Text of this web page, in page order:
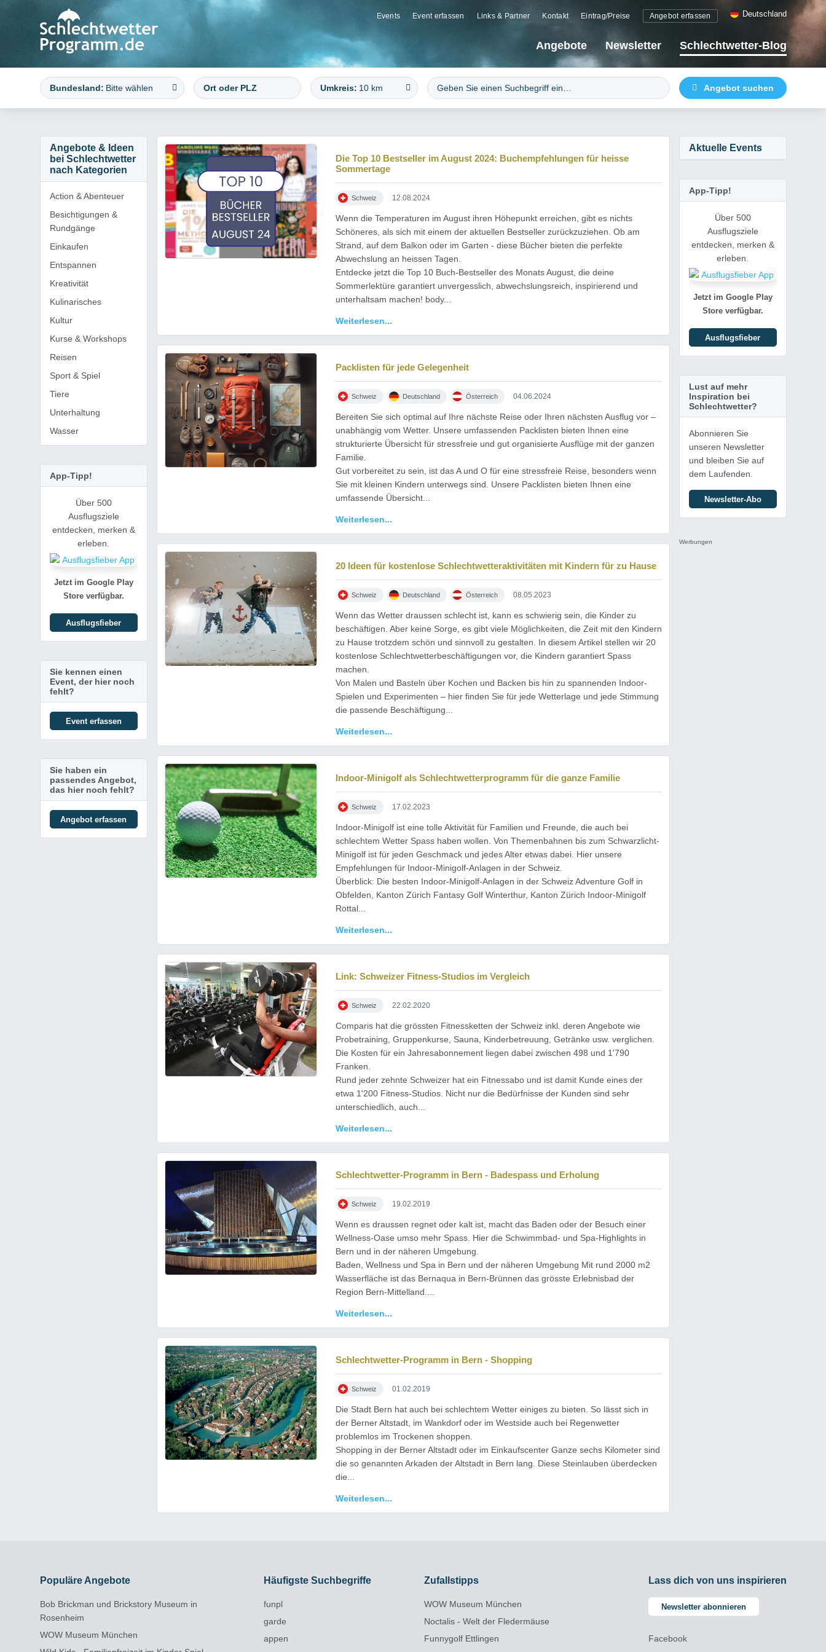
Events Event erfassen Links & Partner Kontakt Eintrag/Preise Angebot erfassen Deutschland
Angebote Newsletter Schlechtwetter-Blog
Bundesland: Bitte wählen Umkreis: 10 km
Angebote & Ideen
bei Schlechtwetter
nach Kategorien
Action & Abenteuer
Besichtigungen &
Rundgänge
Einkaufen
Entspannen
Kreativität
Kulinarisches
Kultur
Kurse & Workshops
Reisen
Sport & Spiel
Tiere
Unterhaltung
Wasser
App-Tipp!
Über 500
Ausflugsziele
entdecken, merken &
erleben.
Jetzt im Google Play
Store verfügbar.
Ausflugsfieber
Sie kennen einen
Event, der hier noch
fehlt?
Event erfassen
Sie haben ein
passendes Angebot,
das hier noch fehlt?
Angebot erfassen
Die Top 10 Bestseller im August 2024: Buchempfehlungen für heisse
Sommertage
Schweiz 12.08.2024
Wenn die Temperaturen im August ihren Höhepunkt erreichen, gibt es nichts
Schöneres, als sich mit einem der aktuellen Bestseller zurückzuziehen. Ob am
Strand, auf dem Balkon oder im Garten - diese Bücher bieten die perfekte
Abwechslung an heissen Tagen.
Entdecke jetzt die Top 10 Buch-Bestseller des Monats August, die deine
Sommerlektüre garantiert unvergesslich, abwechslungsreich, inspirierend und
unterhaltsam machen! body...
Weiterlesen...
Packlisten für jede Gelegenheit
Schweiz Deutschland Österreich 04.06.2024
Bereiten Sie sich optimal auf Ihre nächste Reise oder Ihren nächsten Ausflug vor –
unabhängig vom Wetter. Unsere umfassenden Packlisten bieten Ihnen eine
strukturierte Übersicht für stressfreie und gut organisierte Ausflüge mit der ganzen
Familie.
Gut vorbereitet zu sein, ist das A und O für eine stressfreie Reise, besonders wenn
Sie mit kleinen Kindern unterwegs sind. Unsere Packlisten bieten Ihnen eine
umfassende Übersicht...
Weiterlesen...
Kostenlose Schlechtwetteraktivitäten zu Hause
20 Ideen für kostenlose Schlechtwetteraktivitäten mit Kindern für zu Hause
Schweiz Deutschland Österreich 08.05.2023
Wenn das Wetter draussen schlecht ist, kann es schwierig sein, die Kinder zu
beschäftigen. Aber keine Sorge, es gibt viele Möglichkeiten, die Zeit mit den Kindern
zu Hause trotzdem schön und sinnvoll zu gestalten. In diesem Artikel stellen wir 20
kostenlose Schlechtwetterbeschäftigungen vor, die Kindern garantiert Spass
machen.
Von Malen und Basteln über Kochen und Backen bis hin zu spannenden Indoor-
Spielen und Experimenten – hier finden Sie für jede Wetterlage und jede Stimmung
die passende Beschäftigung...
Weiterlesen...
Indoor-Minigolf als Schlechtwetterprogramm für die ganze Familie
Schweiz 17.02.2023
Indoor-Minigolf ist eine tolle Aktivität für Familien und Freunde, die auch bei
schlechtem Wetter Spass haben wollen. Von Themenbahnen bis zum Schwarzlicht-
Minigolf ist für jeden Geschmack und jedes Alter etwas dabei. Hier unsere
Empfehlungen für Indoor-Minigolf-Anlagen in der Schweiz.
Überblick: Die besten Indoor-Minigolf-Anlagen in der Schweiz Adventure Golf in
Obfelden, Kanton Zürich Fantasy Golf Winterthur, Kanton Zürich Indoor-Minigolf
Rottal...
Weiterlesen...
Link: Schweizer Fitness-Studios im Vergleich
Schweiz 22.02.2020
Comparis hat die grössten Fitnessketten der Schweiz inkl. deren Angebote wie
Probetraining, Gruppenkurse, Sauna, Kinderbetreuung, Getränke usw. verglichen.
Die Kosten für ein Jahresabonnement liegen dabei zwischen 498 und 1'790
Franken.
Rund jeder zehnte Schweizer hat ein Fitnessabo und ist damit Kunde eines der
etwa 1'200 Fitness-Studios. Nicht nur die Bedürfnisse der Kunden sind sehr
unterschiedlich, auch...
Weiterlesen...
Schlechtwetter-Programm in Bern - Badespass und Erholung
Schweiz 19.02.2019
Wenn es draussen regnet oder kalt ist, macht das Baden oder der Besuch einer
Wellness-Oase umso mehr Spass. Hier die Schwimmbad- und Spa-Highlights in
Bern und in der näheren Umgebung.
Baden, Wellness und Spa in Bern und der näheren Umgebung Mit rund 2000 m2
Wasserfläche ist das Bernaqua in Bern-Brünnen das grösste Erlebnisbad der
Region Bern-Mittelland....
Weiterlesen...
Bildquelle:Reaast
Schlechtwetter-Programm in Bern - Shopping
Schweiz 01.02.2019
Die Stadt Bern hat auch bei schlechtem Wetter einiges zu bieten. So lässt sich in
der Berner Altstadt, im Wankdorf oder im Westside auch bei Regenwetter
problemlos im Trockenen shoppen.
Shopping in der Berner Altstadt oder im Einkaufscenter Ganze sechs Kilometer sind
die so genannten Arkaden der Altstadt in Bern lang. Diese Steinlauben überdecken
die...
Weiterlesen...
Aktuelle Events
App-Tipp!
Über 500
Ausflugsziele
entdecken, merken &
erleben.
Jetzt im Google Play
Store verfügbar.
Ausflugsfieber
Lust auf mehr
Inspiration bei
Schlechtwetter?
Abonnieren Sie
unseren Newsletter
und bleiben Sie auf
dem Laufenden.
Newsletter-Abo
Werbungen
Populäre Angebote
Bob Brickman und Brickstory Museum in
Rosenheim
WOW Museum München
Häufigste Suchbegriffe
funpl
garde
appen
Zufallstipps
WOW Museum München
Noctalis - Welt der Fledermäuse
Funnygolf Ettlingen
Lass dich von uns inspirieren
Newsletter abonnieren
Facebook